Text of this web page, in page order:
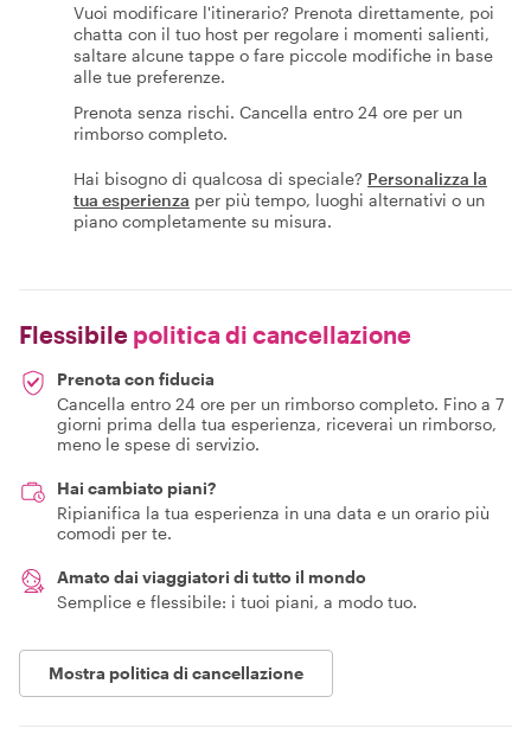
Vuoi modificare l'itinerario? Prenota direttamente, poi
chatta con il tuo host per regolare i momenti salienti,
saltare alcune tappe o fare piccole modifiche in base
alle tue preferenze.
Prenota senza rischi. Cancella entro 24 ore per un
rimborso completo.
Hai bisogno di qualcosa di speciale? Personalizza la
tua esperienza per più tempo, luoghi alternativi o un
piano completamente su misura.
Flessibile politica di cancellazione
Prenota con fiducia
Cancella entro 24 ore per un rimborso completo. Fino a 7
giorni prima della tua esperienza, riceverai un rimborso,
meno le spese di servizio.
Hai cambiato piani?
Ripianifica la tua esperienza in una data e un orario più
comodi per te.
Amato dai viaggiatori di tutto il mondo
Semplice e flessibile: i tuoi piani, a modo tuo.
Mostra politica di cancellazione